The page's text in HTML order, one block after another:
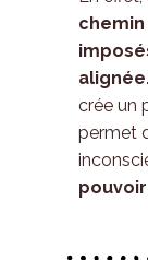
crée un
permet